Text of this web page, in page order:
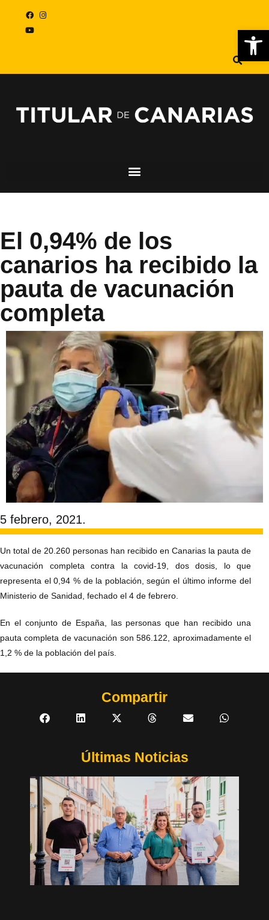
El 0,94% de los
canarios ha recibido la
pauta de vacunación
completa
5 febrero, 2021.
Un total de 20.260 personas han recibido en Canarias la pauta de
vacunación completa contra la covid-19, dos dosis, lo que
representa el 0,94 % de la población, según el último informe del
Ministerio de Sanidad, fechado el 4 de febrero.
En el conjunto de España, las personas que han recibido una
pauta completa de vacunación son 586.122, aproximadamente el
1,2 % de la población del país.
Compartir
Últimas Noticias